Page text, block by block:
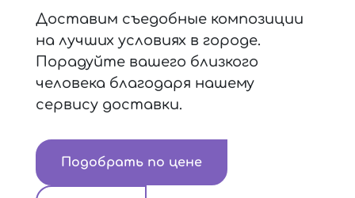
Доставим съедобные композиции
на лучших условиях в городе.
Порадуйте вашего близкого
человека благодаря нашему
сервису доставки.
Подобрать по цене